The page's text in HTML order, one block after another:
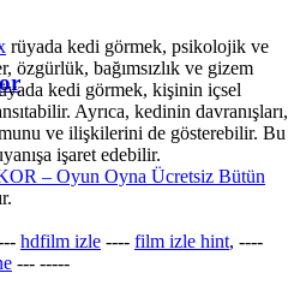
rüyada kedi görmek​, psikolojik ve
özgürlük, bağımsızlık ve gizem
kedi görmek, kişinin içsel
Ayrıca, kedinin davranışları,
ve ilişkilerini de gösterebilir. Bu
işaret edebilir.
– Oyun Oyna Ücretsiz Bütün
hdfilm izle ---- film izle hint, ----
--- -----